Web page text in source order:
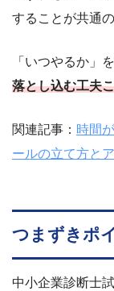
することが共通
「いつやるか」
落とし込む工夫
関連記事： 時間
ールの立て方と
つまずきポ
中小企業診断士